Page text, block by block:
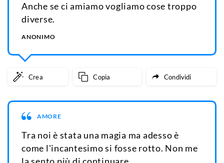
Anche se ci amiamo vogliamo cose troppo
diverse.
ANONIMO
Crea Copia Condividi
AMORE
Tra noi è stata una magia ma adesso è
come l'incantesimo si fosse rotto. Non me